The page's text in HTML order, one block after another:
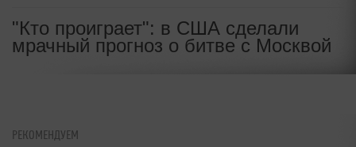
"Кто проиграет": в США сделали
мрачный прогноз о битве с Москвой
РЕКОМЕНДУЕМ